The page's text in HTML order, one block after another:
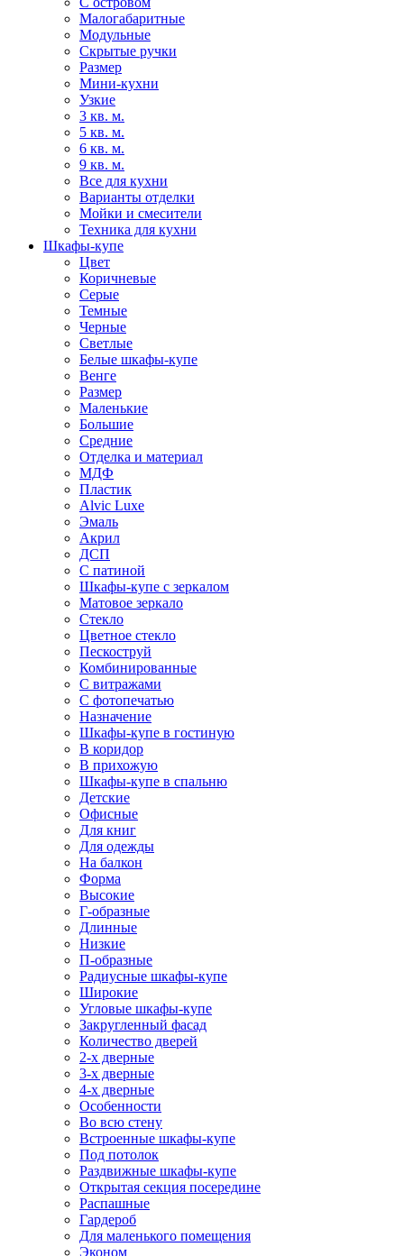
Малогабаритные
Модульные
Скрытые ручки
Размер
Мини-кухни
Узкие
3 кв. м.
5 кв. м.
6 кв. м.
9 кв. м.
Все для кухни
Варианты отделки
Мойки и смесители
Техника для кухни
Шкафы-купе
Цвет
Коричневые
Серые
Темные
Черные
Светлые
Белые шкафы-купе
Венге
Размер
Маленькие
Большие
Средние
Отделка и материал
МДФ
Пластик
Alvic Luxe
Эмаль
Акрил
ДСП
С патиной
Шкафы-купе с зеркалом
Матовое зеркало
Стекло
Цветное стекло
Пескоструй
Комбинированные
С витражами
С фотопечатью
Назначение
Шкафы-купе в гостиную
В коридор
В прихожую
Шкафы-купе в спальню
Детские
Офисные
Для книг
Для одежды
На балкон
Форма
Высокие
Г-образные
Длинные
Низкие
П-образные
Радиусные шкафы-купе
Широкие
Угловые шкафы-купе
Закругленный фасад
Количество дверей
2-х дверные
3-х дверные
4-х дверные
Особенности
Во всю стену
Встроенные шкафы-купе
Под потолок
Раздвижные шкафы-купе
Открытая секция посередине
Распашные
Гардероб
Для маленького помещения
Эконом